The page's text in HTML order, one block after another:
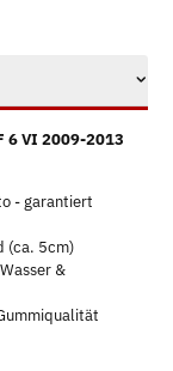
6 VI 2009-2013
- garantiert
(ca. 5cm)
&